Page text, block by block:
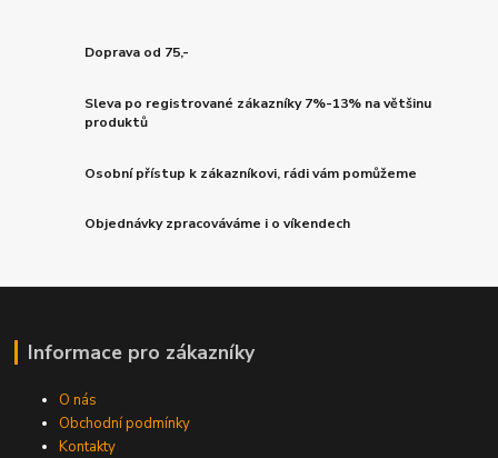
Doprava od 75,-
Sleva po registrované zákazníky 7%-13% na většinu
produktů
Osobní přístup k zákazníkovi, rádi vám pomůžeme
Objednávky zpracováváme i o víkendech
Informace pro zákazníky
O nás
Obchodní podmínky
Kontakty